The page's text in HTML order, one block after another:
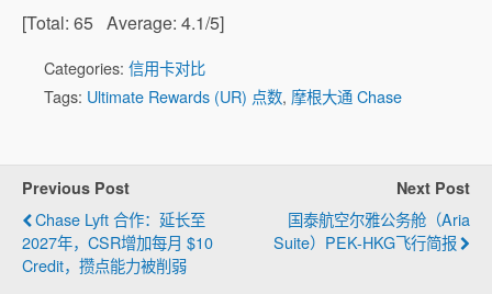
[Total: 65 Average: 4.1/5]
Categories: 信用卡对比
Tags: Ultimate Rewards (UR) 点数, 摩根大通 Chase
Previous Post
Chase Lyft 合作：延长至
2027年，CSR增加每月 $10
Credit，攒点能力被削弱
Next Post
国泰航空尔雅公务舱（Aria
Suite）PEK-HKG飞行简报